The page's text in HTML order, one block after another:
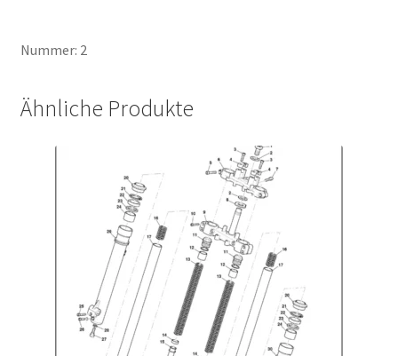
Nummer: 2
Ähnliche Produkte